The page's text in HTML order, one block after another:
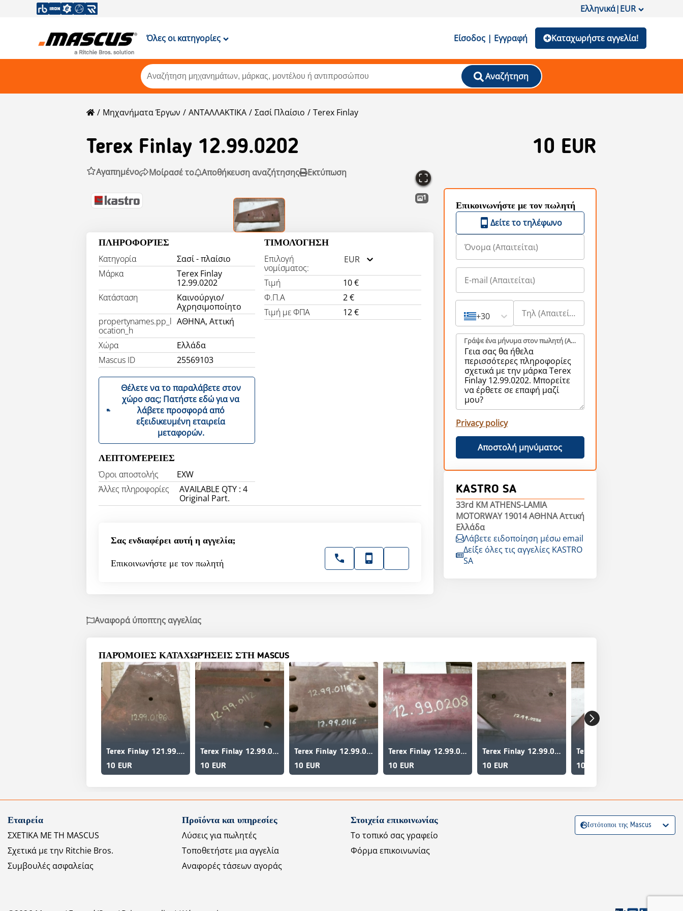
Ελληνικά|EUR
Όλες οι κατηγορίες Είσοδος | Εγγραφή Καταχωρήστε αγγελία!
Αναζήτηση
Μηχανήματα Έργων ΑΝΤΑΛΛΑΚΤΙΚΑ Σασί Πλαίσιο Terex Finlay
Terex Finlay 12.99.0202 10 EUR
Αγαπημένο Μοίρασέ το Αποθήκευση αναζήτησης Εκτύπωση
1
ΠΛΗΡΟΦΟΡΊΕΣ
Κατηγορία
Σασί - πλαίσιο
Μάρκα
Terex Finlay
12.99.0202
Κατάσταση
Καινούργιο/
Αχρησιμοποίητο
propertynames.pp_l
ocation_h
ΑΘΗΝΑ, Αττική
Χώρα
Ελλάδα
Mascus ID
25569103
ΤΙΜΟΛΌΓΗΣΗ
Επιλογή
νομίσματος:
EUR
Τιμή
10 €
Φ.Π.Α
2 €
Τιμή με ΦΠΑ
12 €
Θέλετε να το παραλάβετε στον
χώρο σας; Πατήστε εδώ για να
λάβετε προσφορά από
εξειδικευμένη εταιρεία
μεταφορών.
ΛΕΠΤΟΜΈΡΕΙΕΣ
Όροι αποστολής
EXW
Άλλες πληροφορίες
AVAILABLE QTY : 4
Original Part.
Σας ενδιαφέρει αυτή η αγγελία;
Επικοινωνήστε με τον πωλητή
Επικοινωνήστε με τον πωλητή
Δείτε το τηλέφωνο
+30
Γράψε ένα μήνυμα στον πωλητή (Aπαιτείται)
Privacy policy
Αποστολή μηνύματος
KASTRO SA
33rd KM ATHENS-LAMIA
MOTORWAY 19014 ΑΘΗΝΑ Αττική
Ελλάδα
Λάβετε ειδοποίηση μέσω email
Δείξε όλες τις αγγελίες KASTRO
SA
Αναφορά ύποπτης αγγελίας
ΠΑΡΌΜΟΙΕΣ ΚΑΤΑΧΩΡΉΣΕΙΣ ΣΤΗ MASCUS
Terex Finlay 121.99.0196
10 EUR
Terex Finlay 12.99.0112
10 EUR
Terex Finlay 12.99.0116
10 EUR
Terex Finlay 12.99.0208
10 EUR
Terex Finlay 12.99.0226
10 EUR
10 EUR
Εταιρεία
ΣΧΕΤΙΚΑ ΜΕ ΤΗ MASCUS
Σχετικά με την Ritchie Bros.
Συμβουλές ασφαλείας
Προϊόντα και υπηρεσίες
Λύσεις για πωλητές
Τοποθετήστε μια αγγελία
Αναφορές τάσεων αγοράς
Στοιχεία επικοινωνίας
Το τοπικό σας γραφείο
Φόρμα επικοινωνίας
Ιστότοποι της Mascus